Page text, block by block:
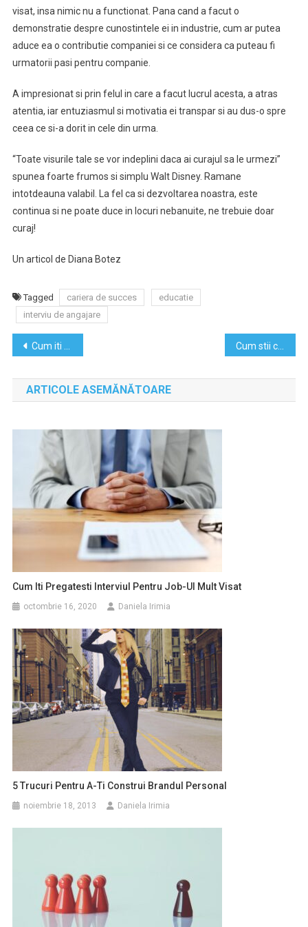
visat, insa nimic nu a functionat. Pana cand a facut o
demonstratie despre cunostintele ei in industrie, cum ar putea
aduce ea o contributie companiei si ce considera ca puteau fi
urmatorii pasi pentru companie.
A impresionat si prin felul in care a facut lucrul acesta, a atras
atentia, iar entuziasmul si motivatia ei transpar si au dus-o spre
ceea ce si-a dorit in cele din urma.
“Toate visurile tale se vor indeplini daca ai curajul sa le urmezi”
spunea foarte frumos si simplu Walt Disney. Ramane
intotdeauna valabil. La fel ca si dezvoltarea noastra, este
continua si ne poate duce in locuri nebanuite, ne trebuie doar
curaj!
Un articol de Diana Botez
Tagged cariera de succes
educatie
interviu de angajare
Navigare
în
articole
Cum iti pregatesti interviul pentru job-ul mult visat
ARTICOLE ASEMĂNĂTOARE
Cum Iti Pregatesti Interviul Pentru Job-Ul Mult Visat
octombrie 16, 2020 Daniela Irimia
5 Trucuri Pentru A-Ti Construi Brandul Personal
noiembrie 18, 2013 Daniela Irimia